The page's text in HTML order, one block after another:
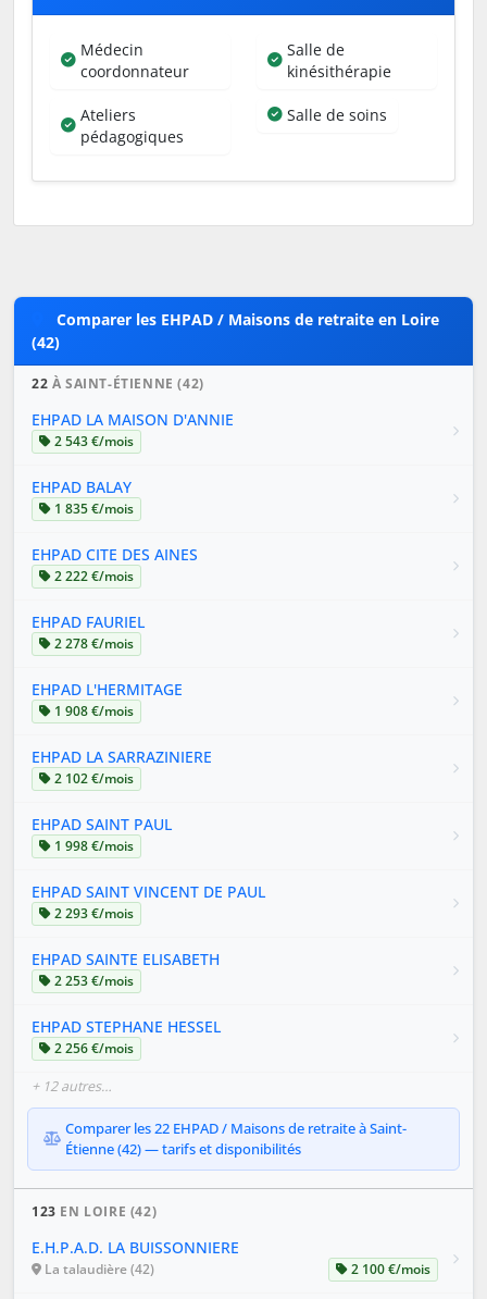
Médecin
coordonnateur
Salle de
kinésithérapie
Ateliers
pédagogiques
Salle de soins
Comparer les EHPAD / Maisons de retraite en Loire
(42)
22 À SAINT-ÉTIENNE (42)
EHPAD LA MAISON D'ANNIE
2 543 €/mois
EHPAD BALAY
1 835 €/mois
EHPAD CITE DES AINES
2 222 €/mois
EHPAD FAURIEL
2 278 €/mois
EHPAD L'HERMITAGE
1 908 €/mois
EHPAD LA SARRAZINIERE
2 102 €/mois
EHPAD SAINT PAUL
1 998 €/mois
EHPAD SAINT VINCENT DE PAUL
2 293 €/mois
EHPAD SAINTE ELISABETH
2 253 €/mois
EHPAD STEPHANE HESSEL
2 256 €/mois
+ 12 autres…
Comparer les 22 EHPAD / Maisons de retraite à Saint-
Étienne (42) — tarifs et disponibilités
123 EN LOIRE (42)
E.H.P.A.D. LA BUISSONNIERE
La talaudière (42) 2 100 €/mois